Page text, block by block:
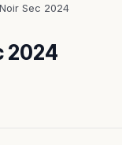
Sec 2024
2024